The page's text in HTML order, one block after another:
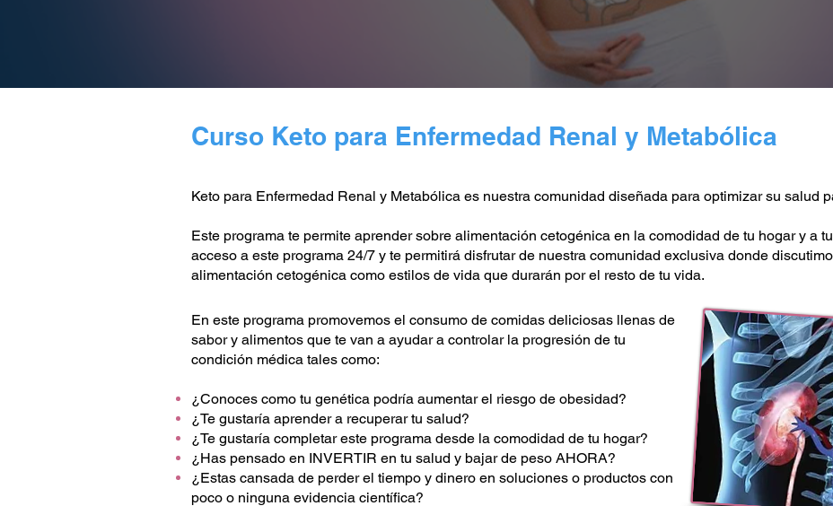
Curso Keto para Enfermedad Renal y Metabólica
Keto para Enfermedad Renal y Metabólica es nuestra comunidad diseñada para optimizar su salud
Este programa te permite aprender sobre alimentación cetogénica en la comodidad de tu hogar y a
acceso a este programa 24/7 y te permitirá disfrutar de nuestra comunidad exclusiva donde
alimentación cetogénica como estilos de vida que durarán por el resto de tu vida.
En este programa promovemos el consumo de comidas deliciosas llenas de
sabor y alimentos que te van a ayudar a controlar la progresión de tu
condición médica tales como:​
¿Conoces como tu genética podría aumentar el riesgo de obesidad?
¿Te gustaría aprender a recuperar tu salud?
¿Te gustaría completar este programa desde la comodidad de tu hogar?
¿Has pensado en INVERTIR en tu salud y bajar de peso AHORA?
¿Estas cansada de perder el tiempo y dinero en soluciones o productos con
poco o ninguna evidencia científica?